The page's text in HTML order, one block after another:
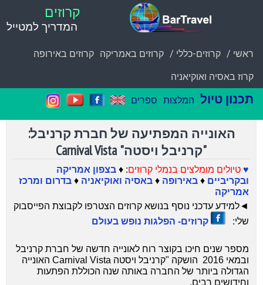
קרוזים
המדריך למטייל
ראשי / קרוזים-כללי / קרוזים באמריקה קרוזים באירופה
קרוז באסיה ואוקיאניה
תכנון טיול המלצות ספרים
האונייה המפתיעה של חברת קרניבל:
"קרניבל ויסטה" Carnival Vista
♥ טיולים מומלצים בנמלי קרוזים: ♦ בצפון אמריקה
ובקריביים ♦ באירופה ♦ באסיה ואוקיאניה ♦ בדרום ומרכז
אמריקה
◄למידע עדכני נוסף בנושא קרוזים הצטרפו לקבוצת הפייסבוק
שלי:
קרוזים- הפלגות נופש בעולם
מספר שנים חיכו בקוצר רוח לאונייה חדשה של חברת קרניבל
ובמאי 2016 הושקה
"קרניבל ויסטה Carnival Vista
האונייה
הגדולה ביותר של החברה באותה שנה הכוללת הפתעות
וחידושים רבים.